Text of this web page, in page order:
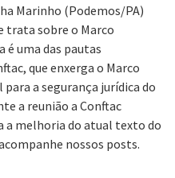
Marinho (Podemos/PA)
trata sobre o Marco
é uma das pautas
que enxerga o Marco
a segurança jurídica do
a reunião a Conftac
a melhoria do atual texto do
nossos posts.